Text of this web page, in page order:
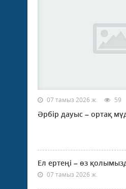
07 тамыз 2026 ж. 59
Әрбір дауыс – ортақ
Ел ертеңі – өз
07 тамыз 2026 ж.